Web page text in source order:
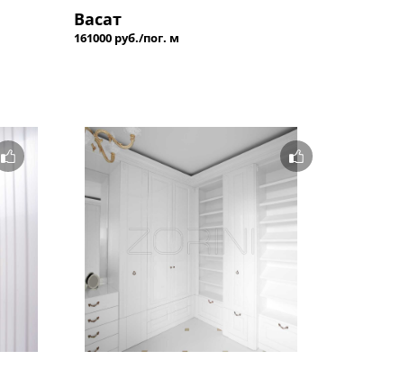
Васат
161000 руб./пог. м